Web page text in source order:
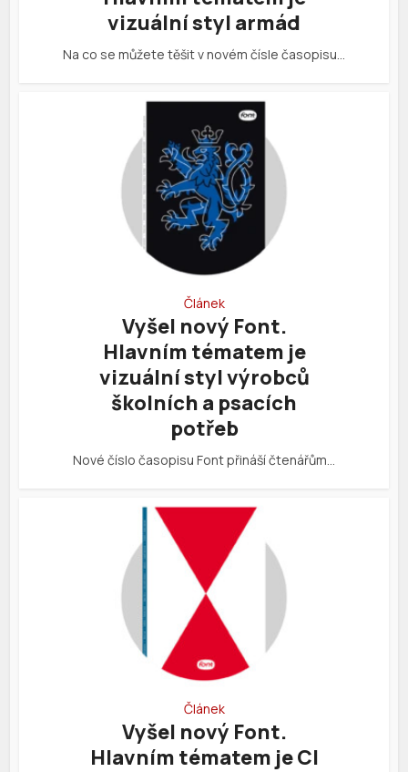
vizuální styl armád
Na co se můžete těšit v novém čísle časopisu…
Článek
Vyšel nový Font.
Hlavním tématem je
vizuální styl výrobců
školních a psacích
potřeb
Nové číslo časopisu Font přináší čtenářům…
Článek
Vyšel nový Font.
Hlavním tématem je CI